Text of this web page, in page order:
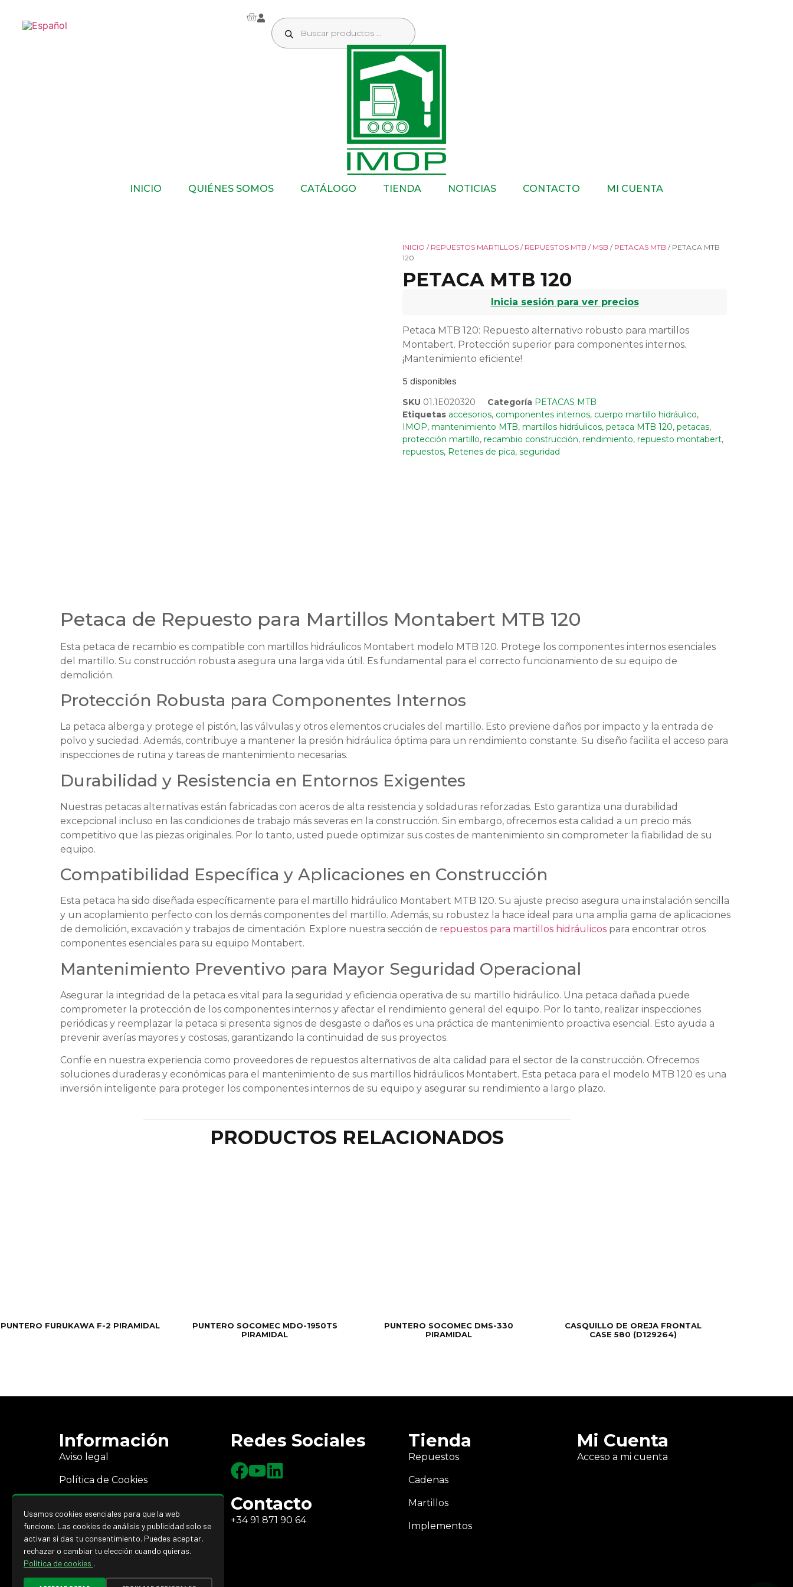
INICIO QUIÉNES SOMOS CATÁLOGO TIENDA NOTICIAS CONTACTO MI CUENTA
INICIO / REPUESTOS MARTILLOS / REPUESTOS MTB / MSB / PETACAS MTB / PETACA MTB
120
PETACA MTB 120
Inicia sesión para ver precios
Petaca MTB 120: Repuesto alternativo robusto para martillos
Montabert. Protección superior para componentes internos.
¡Mantenimiento eficiente!
5 disponibles
SKU 01.1E020320 Categoría PETACAS MTB
Etiquetas accesorios, componentes internos, cuerpo martillo hidráulico,
IMOP, mantenimiento MTB, martillos hidráulicos, petaca MTB 120, petacas,
protección martillo, recambio construcción, rendimiento, repuesto montabert,
repuestos, Retenes de pica, seguridad
Petaca de Repuesto para Martillos Montabert MTB 120
Esta petaca de recambio es compatible con martillos hidráulicos Montabert modelo MTB 120. Protege los componentes internos esenciales
del martillo. Su construcción robusta asegura una larga vida útil. Es fundamental para el correcto funcionamiento de su equipo de
demolición.
Protección Robusta para Componentes Internos
La petaca alberga y protege el pistón, las válvulas y otros elementos cruciales del martillo. Esto previene daños por impacto y la entrada de
polvo y suciedad. Además, contribuye a mantener la presión hidráulica óptima para un rendimiento constante. Su diseño facilita el acceso para
inspecciones de rutina y tareas de mantenimiento necesarias.
Durabilidad y Resistencia en Entornos Exigentes
Nuestras petacas alternativas están fabricadas con aceros de alta resistencia y soldaduras reforzadas. Esto garantiza una durabilidad
excepcional incluso en las condiciones de trabajo más severas en la construcción. Sin embargo, ofrecemos esta calidad a un precio más
competitivo que las piezas originales. Por lo tanto, usted puede optimizar sus costes de mantenimiento sin comprometer la fiabilidad de su
equipo.
Compatibilidad Específica y Aplicaciones en Construcción
Esta petaca ha sido diseñada específicamente para el martillo hidráulico Montabert MTB 120. Su ajuste preciso asegura una instalación sencilla
y un acoplamiento perfecto con los demás componentes del martillo. Además, su robustez la hace ideal para una amplia gama de aplicaciones
de demolición, excavación y trabajos de cimentación. Explore nuestra sección de repuestos para martillos hidráulicos para encontrar otros
componentes esenciales para su equipo Montabert.
Mantenimiento Preventivo para Mayor Seguridad Operacional
Asegurar la integridad de la petaca es vital para la seguridad y eficiencia operativa de su martillo hidráulico. Una petaca dañada puede
comprometer la protección de los componentes internos y afectar el rendimiento general del equipo. Por lo tanto, realizar inspecciones
periódicas y reemplazar la petaca si presenta signos de desgaste o daños es una práctica de mantenimiento proactiva esencial. Esto ayuda a
prevenir averías mayores y costosas, garantizando la continuidad de sus proyectos.
Confíe en nuestra experiencia como proveedores de repuestos alternativos de alta calidad para el sector de la construcción. Ofrecemos
soluciones duraderas y económicas para el mantenimiento de sus martillos hidráulicos Montabert. Esta petaca para el modelo MTB 120 es una
inversión inteligente para proteger los componentes internos de su equipo y asegurar su rendimiento a largo plazo.
PRODUCTOS RELACIONADOS
PUNTERO FURUKAWA F-2 PIRAMIDAL
PUNTERO SOCOMEC MDO-1950TS
PIRAMIDAL
PUNTERO SOCOMEC DMS-330
PIRAMIDAL
CASQUILLO DE OREJA FRONTAL
CASE 580 (D129264)
Información
Aviso legal
Política de Cookies
Devoluciones y reembolsos
Redes Sociales
Contacto
+34 91 871 90 64
Tienda
Repuestos
Cadenas
Martillos
Implementos
Mi Cuenta
Acceso a mi cuenta
Usamos cookies esenciales para que la web
funcione. Las cookies de análisis y publicidad solo se
activan si das tu consentimiento. Puedes aceptar,
rechazar o cambiar tu elección cuando quieras.
Política de cookies .